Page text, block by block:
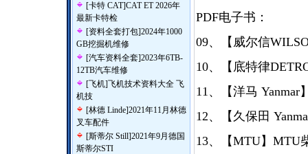
[卡特 CAT]CAT ET 2026年
最新卡特检
[资料全套打包]2024年1000
GB挖掘机维修
[汽车资料全套]2023年6TB-
12TB汽车维修
[飞机]飞机技术资料大全 飞
机技
[林德 Linde]2021年11月林德
叉车配件
[斯蒂尔 Still]2021年9月德国
斯蒂尔STI
PDF电子书：
09、【威尔信
10、【底特律
11、【洋马
12、【久保田
13、【MTU】MTU